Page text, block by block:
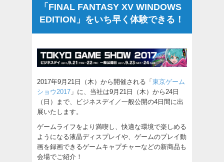
「FINAL FANTASY XV WINDOWS
EDITION」をいち早く体験できる！
2017年9月21日（木）から開催される「 東京ゲーム
ショウ2017 」に、当社は9月21日（木）から24日
（日）まで、ビジネスデイ／一般公開の4日間に出
展いたします。
ゲームライフをより満喫し、快適な環境で楽しめる
ようになる液晶ディスプレイや、ゲームのプレイ動
画を録画できるゲームキャプチャーなどの新商品も
会場でご紹介！